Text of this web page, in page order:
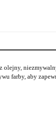
farby, aby